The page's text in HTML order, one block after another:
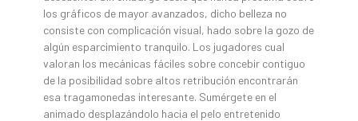
los gráficos de mayor avanzados, dicho belleza no
consiste con complicación visual, hado sobre la gozo de
algún esparcimiento tranquilo. Los jugadores cual
valoran los mecánicas fáciles sobre concebir contiguo
de la posibilidad sobre altos retribución encontrarán
esa tragamonedas interesante. Sumérgete en el
animado desplazándolo hacia el pelo entretenido